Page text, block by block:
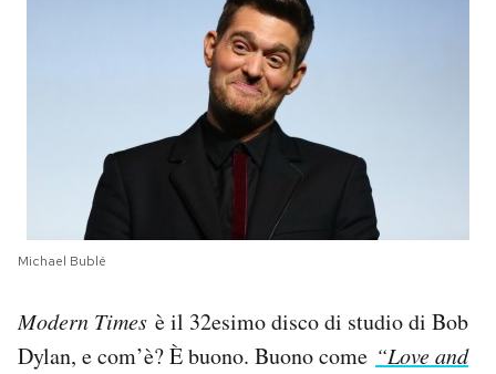
Michael Bublé
Modern Times è il 32esimo disco di studio di Bob
Dylan, e com’è? È buono. Buono come “Love and